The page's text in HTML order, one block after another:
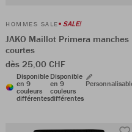
HOMMES SALE SALE!
JAKO Maillot Primera manches
courtes
dès 25,00 CHF
Disponible
en 9
couleurs
différentes
Disponible
en 9
couleurs
différentes